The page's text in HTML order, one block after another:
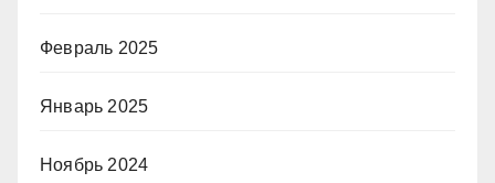
Февраль 2025
Январь 2025
Ноябрь 2024